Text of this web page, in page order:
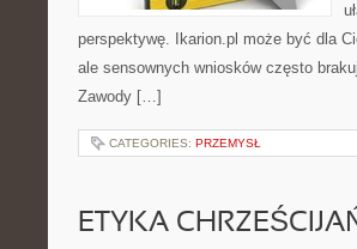
perspektywę. Ikarion.pl może być dla
ale sensownych wniosków często
Zawody […]
CATEGORIES: PRZEMYSŁ
ETYKA